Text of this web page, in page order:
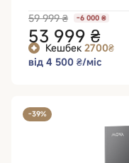
59 999 ₴
-6 000 ₴
53 999 ₴
Кешбек 2700₴
від 4 500 ₴/міс
-39%